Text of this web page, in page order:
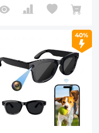
fietsen en outdoor
40%